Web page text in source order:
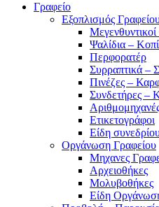
Γραφείο
Εξοπλισμός
Ψαλίδια –
Περφορατέρ
Συρραπτικά –
Πινέζες –
Συνδετήρες –
Ετικετογράφοι
Είδη
Οργάνωση Γραφείου
Μηχανες
Αρχειοθήκες
Μολυβοθήκες
Είδη